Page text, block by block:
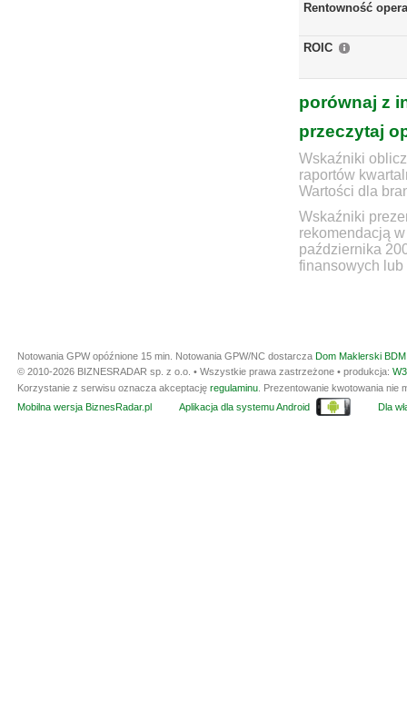
Rentowność
ROIC
porównaj z
przeczytaj
Wskaźniki
raportów
Wartości dla
Wskaźniki
rekomendacją
października
finansowych lub
Notowania GPW opóźnione 15 min. Notowania GPW/NC dostarcza Dom Maklerski
© 2010-2026 BIZNESRADAR sp. z o.o. • Wszystkie prawa zastrzeżone • produkcja:
Korzystanie z serwisu oznacza akceptację regulaminu . Prezentowanie kwotowania
Mobilna wersja BiznesRadar.pl
Aplikacja dla systemu Android Dla